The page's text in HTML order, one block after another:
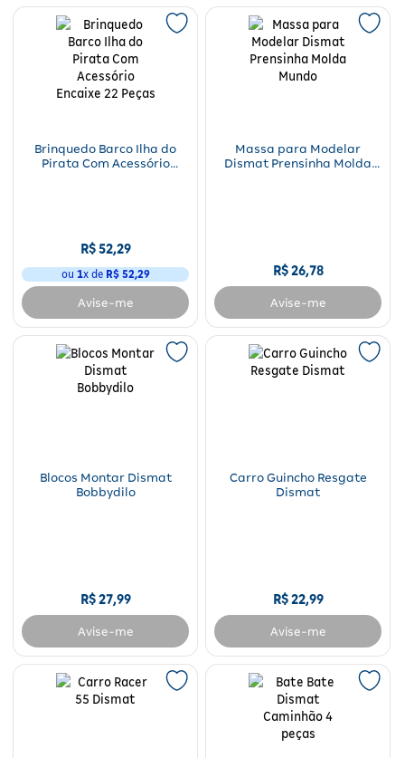
Brinquedo Barco Ilha do
Pirata Com Acessório
R$52,29
ou 1x de R$ 52,29
Avise-me
Massa para Modelar
Dismat Prensinha Molda
R$26,78
Avise-me
Blocos Montar Dismat
Bobbydilo
R$27,99
Avise-me
Carro Guincho Resgate
Dismat
R$22,99
Avise-me